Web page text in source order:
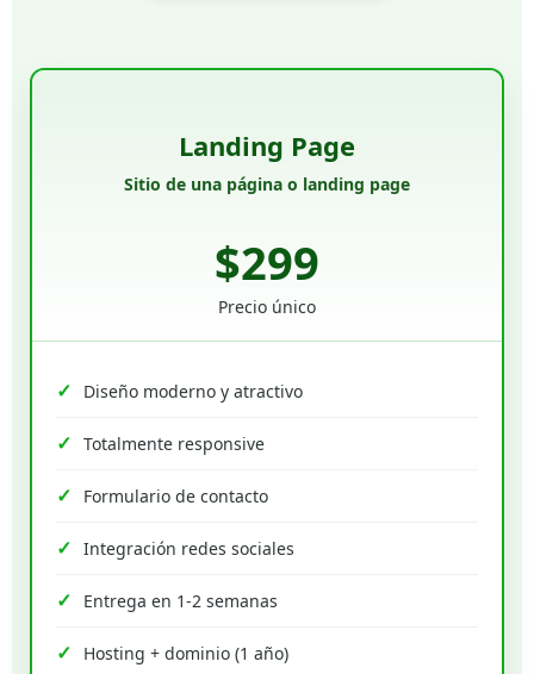
Landing Page
Sitio de una página o landing page
$299
Precio único
Diseño moderno y atractivo
Totalmente responsive
Formulario de contacto
Integración redes sociales
Entrega en 1-2 semanas
Hosting + dominio (1 año)